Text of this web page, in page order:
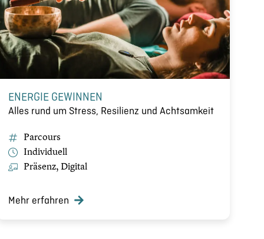
ENERGIE GEWINNEN
Alles rund um Stress, Resilienz und Achtsamkeit
Parcours
Individuell
Präsenz, Digital
Mehr erfahren